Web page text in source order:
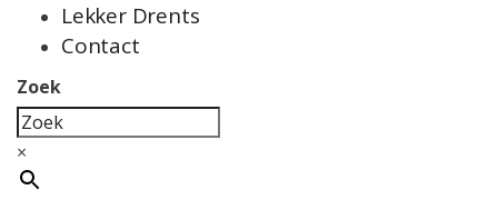
Lekker Drents
Contact
Zoek
×